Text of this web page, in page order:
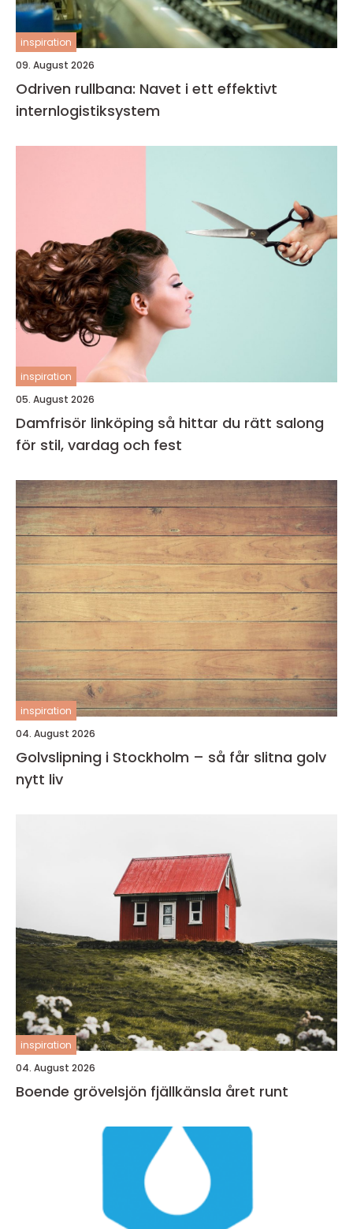
inspiration
09. August 2026
Odriven rullbana: Navet i ett effektivt
internlogistiksystem
inspiration
05. August 2026
Damfrisör linköping så hittar du rätt salong
för stil, vardag och fest
inspiration
04. August 2026
Golvslipning i Stockholm – så får slitna golv
nytt liv
inspiration
04. August 2026
Boende grövelsjön fjällkänsla året runt